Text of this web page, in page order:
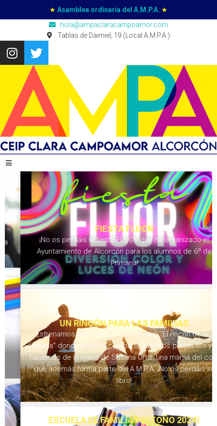
★ Asamblea ordinaria del A.M.P.A. ★
hola@ampaclaracampoamor.com
Tablas de Daimiel, 19 (Local A.M.P.A.)
FIESTA FLUOR
¡No os perdáis la fiesta FLUOR que ha organizado el
Ayuntamiento de Alcorcón para los alumnos de 6º de
Primaria!
UN RINCÓN PARA LAS FAMILIAS
Estrenamos nueva sección en la web “El rincón de las
familias” donde podréis compartir vuestros proyectos y lo
hacemos de la mano de Susana Ortiz, una mamá del cole
que además forma parte del A.M.P.A. ¡No os perdáis su
libro!
ESCUELA DE FAMILIAS (OTOÑO 2024)